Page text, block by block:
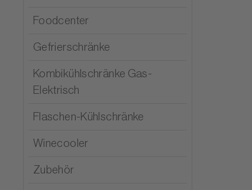
Foodcenter
Gefrierschränke
Kombikühlschränke Gas-
Elektrisch
Flaschen-Kühlschränke
Winecooler
Zubehör